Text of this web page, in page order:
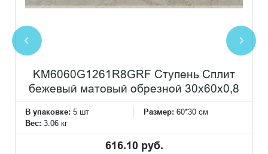
KM6060G1261R8GRF Ступень Сплит
бежевый матовый обрезной 30x60x0,8
В упаковке: 5 шт Размер: 60*30 см
Вес: 3.06 кг
616.10 руб.